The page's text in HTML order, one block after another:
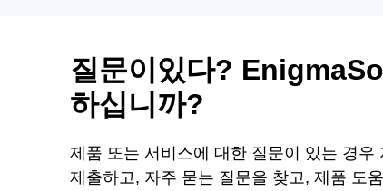
질문이있다?
하십니까?
제품 또는 서비스에 대한 질문이 있는 경
제출하고, 자주 묻는 질문을 찾고, 제품 도